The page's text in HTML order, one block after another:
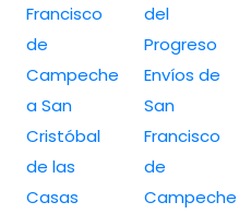
Francisco
de
Campeche
a San
Cristóbal
de las
Casas
del
Progreso
Envíos de
San
Francisco
de
Campeche